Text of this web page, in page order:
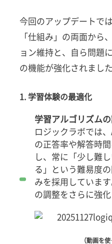
2. 保護
者との
連携強
化
ック
の提
供価
値と
の展
望
今回のアップデートで
「仕組み」の両面から
ョン維持と、自ら問題
の機能が強化されました
1. 学習体験の最適化
学習アルゴリズム
ロジックラボでは
の正答率や解答時
し、常に「少し難
る」という難易度
みを採用していま
の調整をさらに強化
（動画を